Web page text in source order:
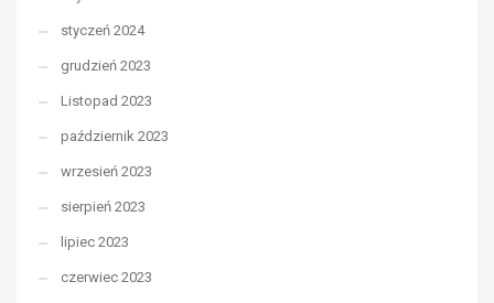
styczeń 2024
grudzień 2023
Listopad 2023
październik 2023
wrzesień 2023
sierpień 2023
lipiec 2023
czerwiec 2023